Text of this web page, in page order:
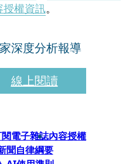
授權資訊。
深度分析報導
線上閱讀
電子雜誌內容授權
聞自律綱要